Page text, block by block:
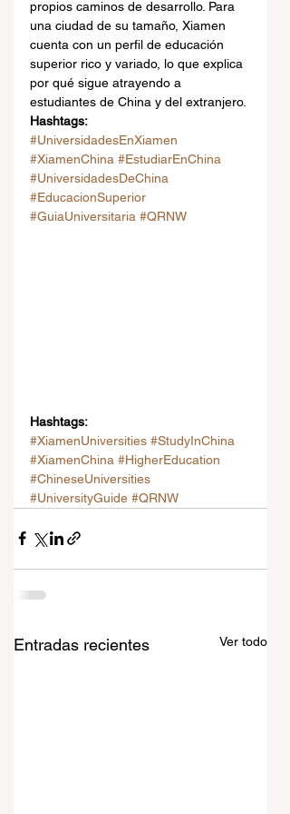
propios caminos de desarrollo. Para
una ciudad de su tamaño, Xiamen
cuenta con un perfil de educación
superior rico y variado, lo que explica
por qué sigue atrayendo a
estudiantes de China y del extranjero.
Hashtags:
#UniversidadesEnXiamen
#XiamenChina #EstudiarEnChina
#UniversidadesDeChina
#EducacionSuperior
#GuiaUniversitaria #QRNW
Hashtags:
#XiamenUniversities #StudyInChina
#XiamenChina #HigherEducation
#ChineseUniversities
#UniversityGuide #QRNW
Entradas recientes Ver todo